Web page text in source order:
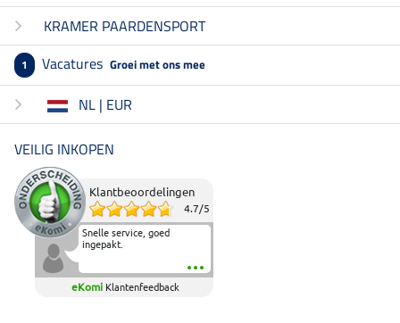
KRAMER PAARDENSPORT
1 Vacatures Groei met ons mee
NL | EUR
VEILIG INKOPEN
Klantbeoordelingen
4.7/5
Snelle service, goed
ingepakt.
eKomi Klantenfeedback